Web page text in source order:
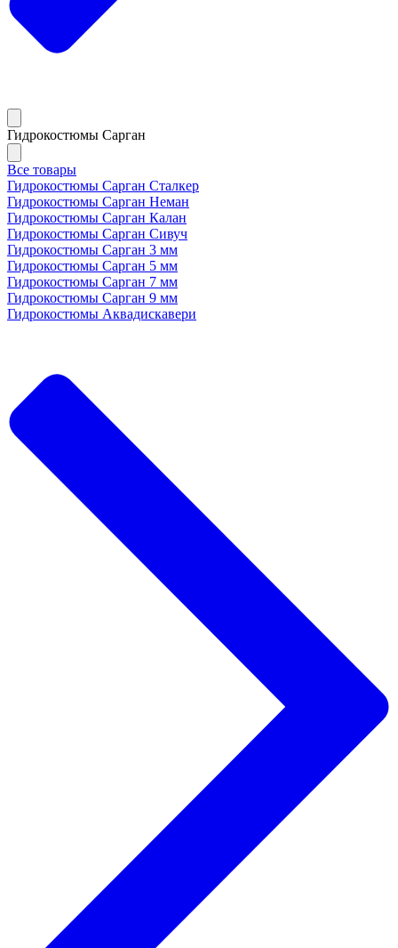
Гидрокостюмы Сарган
Все товары
Гидрокостюмы Сарган Сталкер
Гидрокостюмы Сарган Неман
Гидрокостюмы Сарган Калан
Гидрокостюмы Сарган Сивуч
Гидрокостюмы Сарган 3 мм
Гидрокостюмы Сарган 5 мм
Гидрокостюмы Сарган 7 мм
Гидрокостюмы Сарган 9 мм
Гидрокостюмы Аквадискавери